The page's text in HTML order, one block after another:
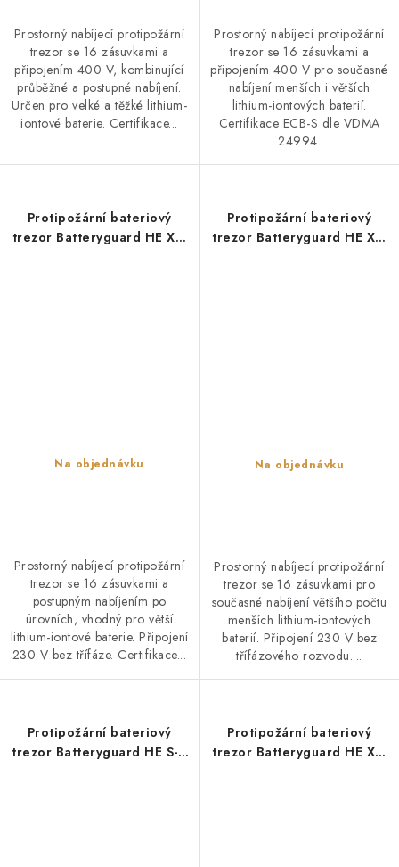
Prostorný nabíjecí protipožární
trezor se 16 zásuvkami a
připojením 400 V, kombinující
průběžné a postupné nabíjení.
Určen pro velké a těžké lithium-
iontové baterie. Certifikace...
Prostorný nabíjecí protipožární
trezor se 16 zásuvkami a
připojením 400 V pro současné
nabíjení menších i větších
lithium-iontových baterií.
Certifikace ECB-S dle VDMA
24994.
Protipožární bateriový
trezor Batteryguard HE XL-
Na objednávku
Prostorný nabíjecí protipožární
trezor se 16 zásuvkami a
postupným nabíjením po
úrovních, vhodný pro větší
lithium-iontové baterie. Připojení
230 V bez třífáze. Certifikace...
Protipožární bateriový
trezor Batteryguard HE XL-
Na objednávku
Prostorný nabíjecí protipožární
trezor se 16 zásuvkami pro
současné nabíjení většího počtu
menších lithium-iontových
baterií. Připojení 230 V bez
třífázového rozvodu....
Protipožární bateriový
trezor Batteryguard HE S-6
Protipožární bateriový
trezor Batteryguard HE XS-